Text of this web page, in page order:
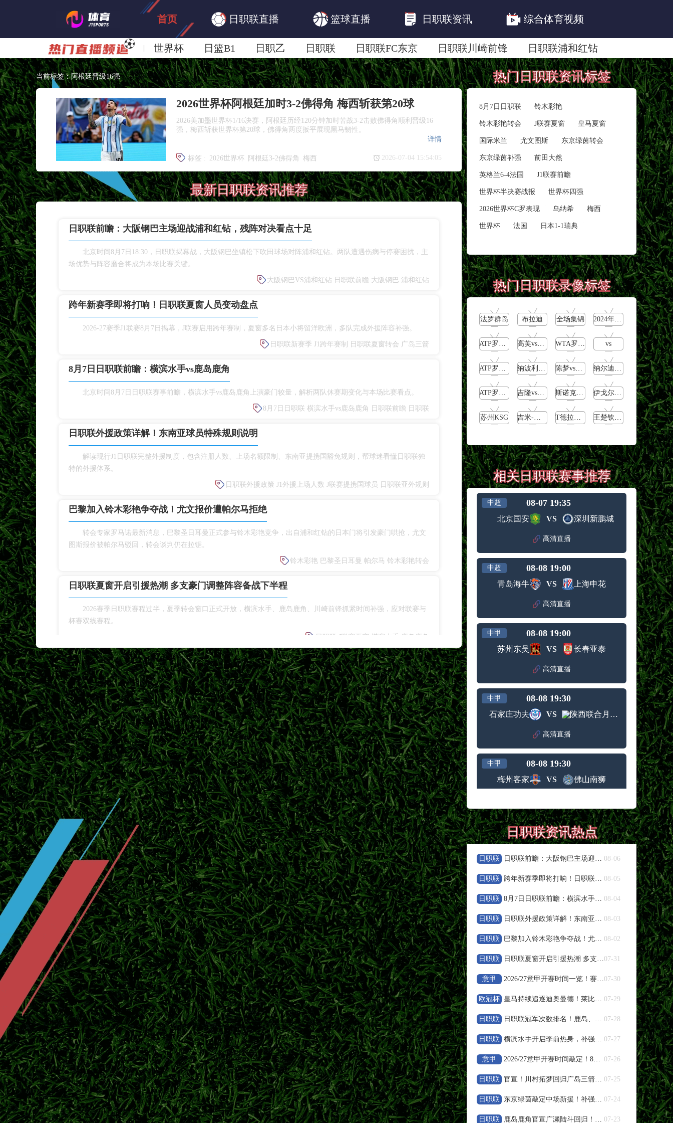
首页 日职联直播 篮球直播 日职联资讯 综合体育视频
世界杯 日篮B1 日职乙 日职联 日职联FC东京 日职联川崎前锋 日职联浦和红钻
日职联大阪钢巴 日职联广岛三箭 日职联横滨水手 日职联鹿岛鹿角
当前标签：阿根廷晋级16强
2026世界杯阿根廷加时3-2佛得角 梅西斩获第20球
2026美加墨世界杯1/16决赛，阿根廷历经120分钟加时苦战3-2击败佛得角顺利晋级16
强，梅西斩获世界杯第20球，佛得角两度扳平展现黑马韧性。
标签 : 2026世界杯 阿根廷3-2佛得角 梅西
世界杯1/16决赛 佛得角黑马 阿根廷晋级16强
详情
2026-07-04 15:54:05
最新日职联资讯推荐
日职联前瞻：大阪钢巴主场迎战浦和红钻，残阵对决看点十足
北京时间8月7日18:30，日职联揭幕战，大阪钢巴坐镇松下吹田球场对阵浦和红钻。两队遭遇伤病与停赛困扰，主
场优势与阵容磨合将成为本场比赛关键。
大阪钢巴VS浦和红钻 日职联前瞻 大阪钢巴 浦和红钻
跨年新赛季即将打响！日职联夏窗人员变动盘点
2026‑27赛季J1联赛8月7日揭幕，J联赛启用跨年赛制，夏窗多名日本小将留洋欧洲，多队完成外援阵容补强。
日职联新赛季 J1跨年赛制 日职联夏窗转会 广岛三箭
8月7日日职联前瞻：横滨水手vs鹿岛鹿角
北京时间8月7日日职联赛事前瞻，横滨水手vs鹿岛鹿角上演豪门较量，解析两队休赛期变化与本场比赛看点。
8月7日日职联 横滨水手vs鹿岛鹿角 日职联前瞻 日职联
日职联外援政策详解！东南亚球员特殊规则说明
解读现行J1日职联完整外援制度，包含注册人数、上场名额限制、东南亚提携国豁免规则，帮球迷看懂日职联独
特的外援体系。
日职联外援政策 J1外援上场人数 J联赛提携国球员 日职联亚外规则
巴黎加入铃木彩艳争夺战！尤文报价遭帕尔马拒绝
转会专家罗马诺最新消息，巴黎圣日耳曼正式参与铃木彩艳竞争，出自浦和红钻的日本门将引发豪门哄抢，尤文
图斯报价被帕尔马驳回，转会谈判仍在拉锯。
铃木彩艳 巴黎圣日耳曼 帕尔马 铃木彩艳转会
日职联夏窗开启引援热潮 多支豪门调整阵容备战下半程
2026赛季日职联赛程过半，夏季转会窗口正式开放，横滨水手、鹿岛鹿角、川崎前锋抓紧时间补强，应对联赛与
杯赛双线赛程。
日职联 J联赛夏窗 横滨水手 鹿岛鹿角
日职联冠军次数排名！鹿岛、横滨水手、川崎前锋荣誉盘点
盘点J1联赛历史夺冠榜单，鹿岛鹿角领跑，详解横滨水手、川崎前锋等强队夺冠历程，回顾日职联多年争霸格
局。
日职联冠军次数排名 J1联赛哪个球队冠军最多 鹿岛鹿角 横滨水手
横滨水手开启季前热身，补强阵容冲击新赛季亚冠资格
2026日职联临近开赛，横滨水手投入季前热身备战。球队积极调整阵容，目标在跨年赛季争夺亚冠参赛席位。
横滨水手 日职联 j1联赛 日职联季前热身
官宣！川村拓梦回归广岛三箭补强中场
北京时间7月25日官方消息，日本中场川村拓梦离开萨尔茨堡红牛，永久转会重返广岛三箭，旅欧球员回归J联
赛。
川村拓梦 广岛三箭 日职联转会 萨尔茨堡红牛
东京绿茵敲定中场新援！补强中场，全力冲刺下半程联赛
2026日职联夏窗持续运作，东京绿茵签下实力派中场柴户海，充实中场轮换厚度，备战联赛下半程关键赛程。
东京绿茵 东京绿茵转会 东京绿茵补强 日职联夏窗
鹿岛鹿角官宣广濑陆斗回归！补强防线冲击日职联冠军
日职联豪门鹿岛鹿角正式签下后卫广濑陆斗，球员从神户胜利船重返老东家。经验丰富的本土后卫加盟，助力球
队下半程联赛争冠。
鹿岛鹿角 广濑陆斗 日职联转会 神户胜利船
伊东纯也VS前田大然！日本两大前锋特点与前景解析
2026美加墨世界杯落下帷幕，伊东纯也与前田大然代表日本队出战大赛。对比两名锋线球员技术风格，展望二人
俱乐部新赛季赛场表现。
伊东纯也 前田大然 日本前锋 2026世界杯
大阪钢巴夏窗阵容全面更新！8月7日迎战浦和红钻开启新赛季
2026/27跨年日职联开赛在即，盘点大阪钢巴夏窗人员变动、海外青训新星动态，详解揭幕战对阵浦和红钻的备战
热门日职联资讯标签
8月7日日职联 铃木彩艳
铃木彩艳转会 J联赛夏窗 皇马夏窗
国际米兰 尤文图斯 东京绿茵转会
东京绿茵补强 前田大然
英格兰6-4法国 J1联赛前瞻
世界杯半决赛战报 世界杯四强
2026世界杯C罗表现 乌纳希 梅西
世界杯 法国 日本1-1瑞典
热门日职联录像标签
法罗群岛 布拉迪 全场集锦 2024年5月13日
ATP罗马大师赛男单第3轮 高芙vs巴多萨 WTA罗马大师赛女单第3轮 vs
ATP罗马大师赛女单第2轮 纳波利塔诺vs贾里 陈梦vs早田希娜 纳尔迪vs鲁内
ATP罗马大师赛男单第1轮 吉隆vs卢布列夫 斯诺克元老斯诺克世锦赛半决赛 伊戈尔-费格雷多vs德拉戈
苏州KSG 吉米-怀特vs费格雷多 T德拉戈vs沃森 王楚钦vs帕特里克-弗朗西斯卡
相关日职联赛事推荐
中超 08-07 19:35
北京国安 VS 深圳新鹏城
高清直播
中超 08-08 19:00
青岛海牛 VS 上海申花
高清直播
中甲 08-08 19:00
苏州东吴 VS 长春亚泰
高清直播
中甲 08-08 19:30
石家庄功夫 VS 陕西联合月亮泊队
高清直播
中甲 08-08 19:30
梅州客家 VS 佛山南狮
中甲 08-08 19:30
南京城市 VS 南通支云
中超 08-08 19:35
中超 08-08 19:35
大连英博 VS 辽宁铁人
高清直播
中超 08-08 20:00
云南玉昆 VS 成都蓉城
高清直播
定南赣联 VS 大连鲲城
日职联资讯热点
日职联 日职联前瞻：大阪钢巴主场迎战浦和红钻，残阵对决看点十足 08-06
日职联 跨年新赛季即将打响！日职联夏窗人员变动盘点 08-05
日职联 8月7日日职联前瞻：横滨水手vs鹿岛鹿角 08-04
日职联 日职联外援政策详解！东南亚球员特殊规则说明 08-03
日职联 巴黎加入铃木彩艳争夺战！尤文报价遭帕尔马拒绝 08-02
日职联 日职联夏窗开启引援热潮 多支豪门调整阵容备战下半程07-31
意甲 2026/27意甲开赛时间一览！赛程周期与参赛队伍整理07-30
欧冠杯 皇马持续追逐迪奥曼德！莱比锡天才引发欧冠豪门竞价 07-29
日职联 日职联冠军次数排名！鹿岛、横滨水手、川崎前锋荣誉盘点 07-28
日职联 横滨水手开启季前热身，补强阵容冲击新赛季亚冠资格 07-27
意甲 2026/27意甲开赛时间敲定！8月23日联赛正式打响 07-26
日职联 官宣！川村拓梦回归广岛三箭补强中场 07-25
日职联 东京绿茵敲定中场新援！补强中场，全力冲刺下半程联赛 07-24
日职联 鹿岛鹿角官宣广濑陆斗回归！补强防线冲击日职联冠军 07-23